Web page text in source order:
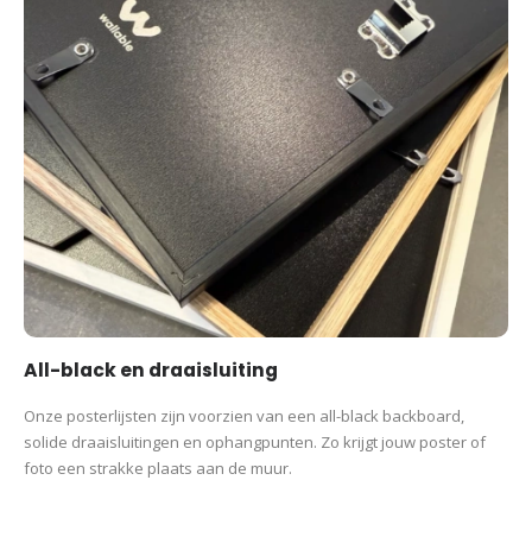
All-black en draaisluiting
Onze posterlijsten zijn voorzien van een all-black backboard,
solide draaisluitingen en ophangpunten. Zo krijgt jouw poster of
foto een strakke plaats aan de muur.